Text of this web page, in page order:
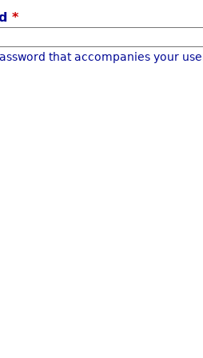
*
that accompanies your